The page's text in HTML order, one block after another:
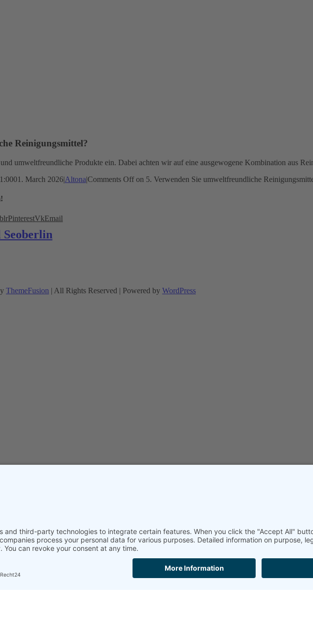
Reinigungsmittel?
umweltfreundliche Produkte ein. Dabei achten wir auf eine ausgewogene Kombination aus
01. March 2026|Altona|Comments Off on 5. Verwenden Sie umweltfreundliche
PinterestVkEmail
Seoberlin
ThemeFusion | All Rights Reserved | Powered by WordPress